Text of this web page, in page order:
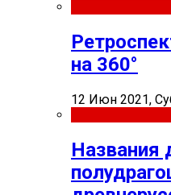
на 360°
12 Июн 2021,
Названия